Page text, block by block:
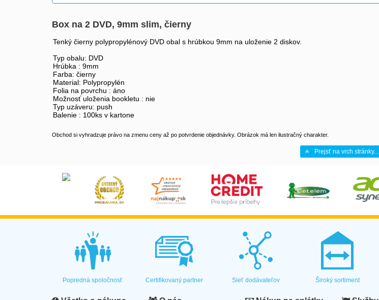
Box na 2 DVD, 9mm slim, čierny
Tenký čierny polypropylénový DVD obal s hrúbkou 9mm na uloženie 2 diskov.
Typ obalu: DVD
Hrúbka : 9mm
Farba: čierny
Material: Polypropylén
Folia na povrchu : áno
Možnosť uloženia bookletu : nie
Typ uzáveru: push
Balenie : 100ks v kartone
Obchod si vyhradzuje právo na zmenu ceny až po potvrdenie objednávky. Obrázok má len ilustračný charakter.
Prejsť na vrch stránky...
Popredná spoločnosť Certifikovaný partner Sieť dodávateľov Široký sortiment